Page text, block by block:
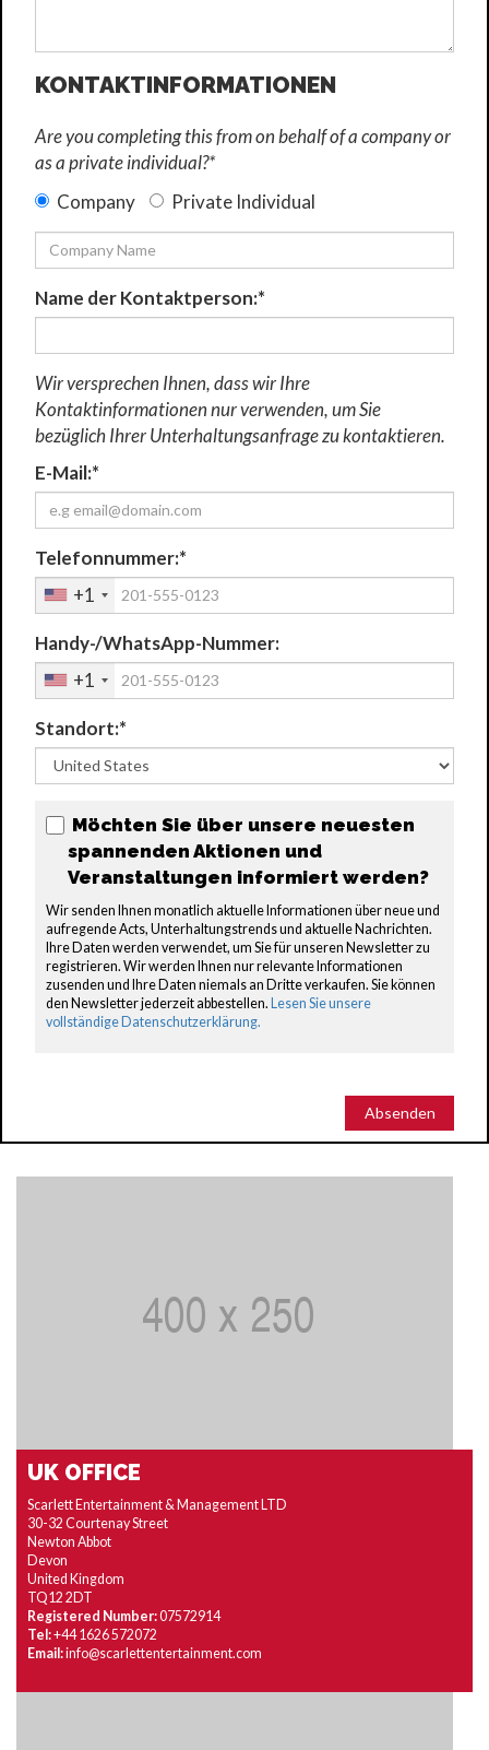
KONTAKTINFORMATIONEN
Are you completing this from on behalf of a company or
as a private individual?*
Company
Private Individual
Name der Kontaktperson:*
Wir versprechen Ihnen, dass wir Ihre
Kontaktinformationen nur verwenden, um Sie
bezüglich Ihrer Unterhaltungsanfrage zu kontaktieren.
E-Mail:*
Telefonnummer:*
+1
Handy-/WhatsApp-Nummer:
+1
Standort:*
Möchten Sie über unsere neuesten
spannenden Aktionen und
Veranstaltungen informiert werden?
Wir senden Ihnen monatlich aktuelle Informationen über neue und
aufregende Acts, Unterhaltungstrends und aktuelle Nachrichten.
Ihre Daten werden verwendet, um Sie für unseren Newsletter zu
registrieren. Wir werden Ihnen nur relevante Informationen
zusenden und Ihre Daten niemals an Dritte verkaufen. Sie können
den Newsletter jederzeit abbestellen. Lesen Sie unsere
vollständige Datenschutzerklärung.
Absenden
UK OFFICE
Scarlett Entertainment & Management LTD
30-32 Courtenay Street
Newton Abbot
Devon
United Kingdom
TQ12 2DT
Registered Number:07572914
Tel:+44 1626 572072
Email:info@scarlettentertainment.com